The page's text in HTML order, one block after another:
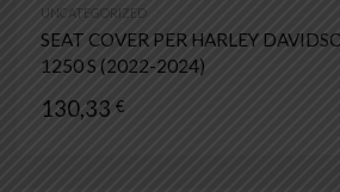
UNCATEGORIZED
SEAT COVER PER HARLEY
1250 S (2022-2024)
130,33 €